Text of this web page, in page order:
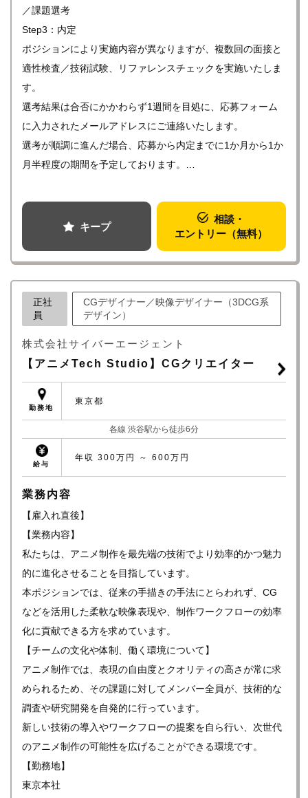
／課題選考
Step3：内定
ポジションにより実施内容が異なりますが、複数回の面接と
適性検査／技術試験、リファレンスチェックを実施いたしま
す。
選考結果は合否にかかわらず1週間を目処に、応募フォーム
に入力されたメールアドレスにご連絡いたします。
選考が順調に進んだ場合、応募から内定までに1か月から1か
月半程度の期間を予定しております。
否に関わらずお答えいたしかねますので、あらかじめご了承
ください。
キープ
相談・
エントリー（無料）
正社
員
CGデザイナー／映像デザイナー（3DCG系
デザイン）
株式会社サイバーエージェント
【アニメTech Studio】CGクリエイター
勤務地
東京都
各線 渋谷駅から徒歩6分
給与
年収 300万円 ～ 600万円
業務内容
【雇入れ直後】
【業務内容】
私たちは、アニメ制作を最先端の技術でより効率的かつ魅力
的に進化させることを目指しています。
本ポジションでは、従来の手描きの手法にとらわれず、CG
などを活用した柔軟な映像表現や、制作ワークフローの効率
化に貢献できる方を求めています。
【チームの文化や体制、働く環境について】
アニメ制作では、表現の自由度とクオリティの高さが常に求
められるため、その課題に対してメンバー全員が、技術的な
調査や研究開発を自発的に行っています。
新しい技術の導入やワークフローの提案を自ら行い、次世代
のアニメ制作の可能性を広げることができる環境です。
【勤務地】
東京本社